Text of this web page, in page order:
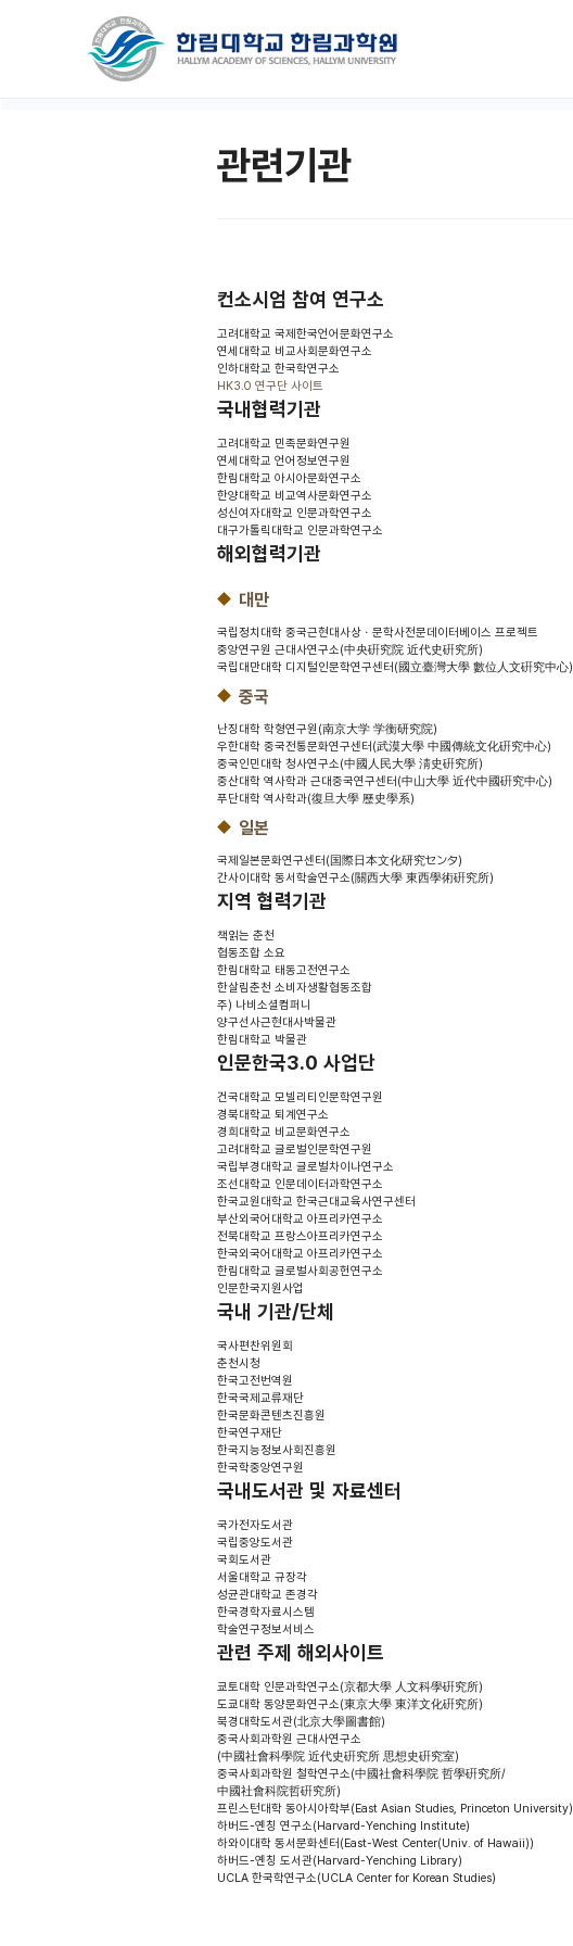
관련기관
컨소시엄 참여 연구소
고려대학교 국제한국언어문화연구소
연세대학교 비교사회문화연구소
인하대학교 한국학연구소
HK3.0 연구단 사이트
국내협력기관
고려대학교 민족문화연구원
연세대학교 언어정보연구원
한림대학교 아시아문화연구소
한양대학교 비교역사문화연구소
성신여자대학교 인문과학연구소
대구가톨릭대학교 인문과학연구소
해외협력기관
대만
국립정치대학 중국근현대사상ㆍ문학사전문데이터베이스 프로젝트
중앙연구원 근대사연구소(中央硏究院 近代史硏究所)
국립대만대학 디지털인문학연구센터(國立臺灣大學 數位人文硏究中心)
중국
난징대학 학형연구원(南京大学 学衡研究院)
우한대학 중국전통문화연구센터(武漠大學 中國傳統文化硏究中心)
중국인민대학 청사연구소(中國人民大學 淸史硏究所)
중산대학 역사학과 근대중국연구센터(中山大學 近代中國硏究中心)
푸단대학 역사학과(復旦大學 歷史學系)
일본
국제일본문화연구센터(国際日本文化研究センタ)
간사이대학 동서학술연구소(關西大學 東西學術硏究所)
지역 협력기관
책읽는 춘천
협동조합 소요
한림대학교 태동고전연구소
한살림춘천 소비자생활협동조합
주) 나비소셜컴퍼니
양구선사근현대사박물관
한림대학교 박물관
인문한국3.0 사업단
건국대학교 모빌리티인문학연구원
경북대학교 퇴계연구소
경희대학교 비교문화연구소
고려대학교 글로벌인문학연구원
국립부경대학교 글로벌차이나연구소
조선대학교 인문데이터과학연구소
한국교원대학교 한국근대교육사연구센터
부산외국어대학교 아프리카연구소
전북대학교 프랑스아프리카연구소
한국외국어대학교 아프리카연구소
한림대학교 글로벌사회공헌연구소
인문한국지원사업
국내 기관/단체
국사편찬위원회
춘천시청
한국고전번역원
한국국제교류재단
한국문화콘텐츠진흥원
한국연구재단
한국지능정보사회진흥원
한국학중앙연구원
국내도서관 및 자료센터
국가전자도서관
국립중앙도서관
국회도서관
서울대학교 규장각
성균관대학교 존경각
한국경학자료시스템
학술연구정보서비스
관련 주제 해외사이트
쿄토대학 인문과학연구소(京都大學 人文科學硏究所)
도쿄대학 동양문화연구소(東京大學 東洋文化硏究所)
북경대학도서관(北京大學圖書館)
중국사회과학원 근대사연구소
(中國社會科學院 近代史硏究所 思想史硏究室)
중국사회과학원 철학연구소(中國社會科學院 哲學硏究所/
中國社會科院哲硏究所)
프린스턴대학 동아시아학부(East Asian Studies, Princeton University)
하버드-옌칭 연구소(Harvard-Yenching Institute)
하와이대학 동서문화센터(East-West Center(Univ. of Hawaii))
하버드-옌칭 도서관(Harvard-Yenching Library)
UCLA 한국학연구소(UCLA Center for Korean Studies)